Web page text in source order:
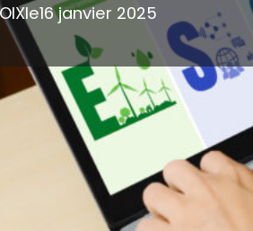
le16 janvier 2025
transition vers des
une avancée
et met l’accent sur la
et le confort
nous vous